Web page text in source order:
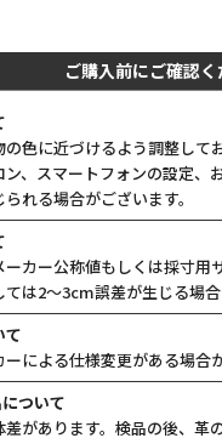
ご購入前にご確認
色に近づけるよう調整して
ン、スマートフォンの設定、
れる場合がございます。
カー公称値もしくは採寸用
は2〜3cm誤差が生じる場合
て
による仕様変更がある場合
ついて
があります。検品の後、革